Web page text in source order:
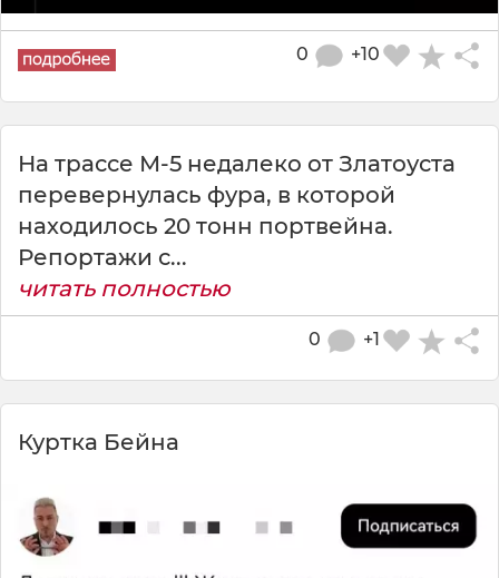
+10
0
На трассе М-5 недалеко от Златоуста
перевернулась фура, в которой
находилось 20 тонн портвейна.
Репортажи с...
читать полностью
+1
0
Куртка Бейна